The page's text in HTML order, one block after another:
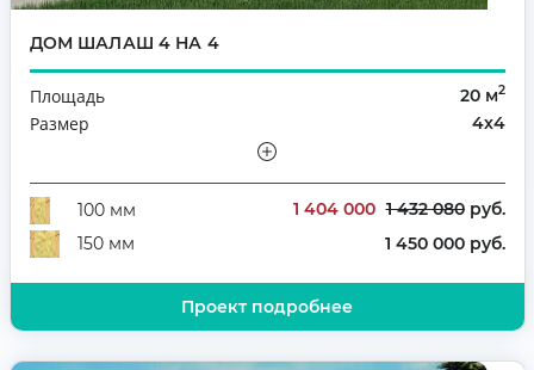
ДОМ ШАЛАШ 4 НА 4
Площадь 20 м2
Размер 4х4
Количество комнат
1
100 мм
1 404 000 1 432 080руб.
150 мм
1 450 000 руб.
Проект подробнее